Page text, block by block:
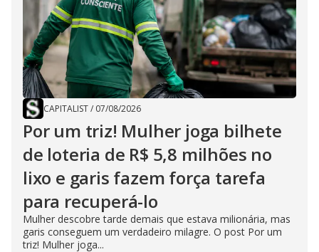
CAPITALIST/ 07/08/2026
Por um triz! Mulher joga bilhete
de loteria de R$ 5,8 milhões no
lixo e garis fazem força tarefa
para recuperá-lo
Mulher descobre tarde demais que estava milionária, mas
garis conseguem um verdadeiro milagre. O post Por um
triz! Mulher joga...